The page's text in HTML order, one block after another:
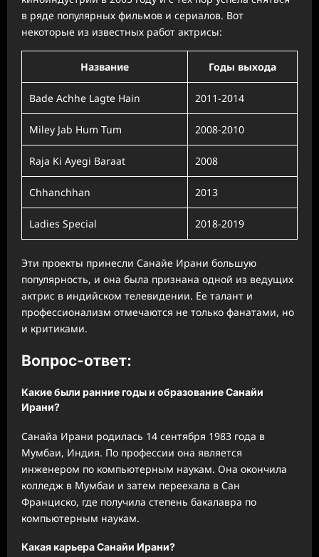
в ряде популярных фильмов и сериалов. Вот
некоторые из известных работ актрисы:
Название Годы выхода
Bade Achhe Lagte Hain 2011-2014
Miley Jab Hum Tum 2008-2010
Raja Ki Ayegi Baraat 2008
Chhanchhan 2013
Ladies Special 2018-2019
Эти проекты принесли Санайе Ирани большую
популярность, и она была признана одной из ведущих
актрис в индийском телевидении. Ее талант и
профессионализм отмечаются не только фанатами, но
и критиками.
Вопрос-ответ:
Какие были ранние годы и образование Санайи
Ирани?
Санайа Ирани родилась 14 сентября 1983 года в
Мумбаи, Индия. По профессии она является
инженером по компьютерным наукам. Она окончила
колледж в Мумбаи и затем переехала в Сан
Франциско, где получила степень бакалавра по
компьютерным наукам.
Какая карьера Санайи Ирани?